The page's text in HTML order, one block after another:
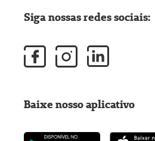
Siga nossas redes sociais:
Baixe nosso aplicativo